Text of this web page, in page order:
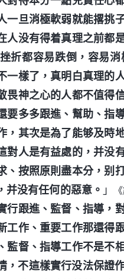
一旦消極軟弱就能撂挑
人没有得着真理之前都
折都容易跌倒，容易
一樣了，真明白真理的
畏神之心的人都不值得
要多多跟進、幫助、指
，其次是為了能够及時
對人是有益處的，并没
、按照原則盡本分，别
并没有任何的惡意。 」
行跟進、監督、指導，
工作、重要工作那還得
監督、指導工作不是不
不這樣實行没法保證